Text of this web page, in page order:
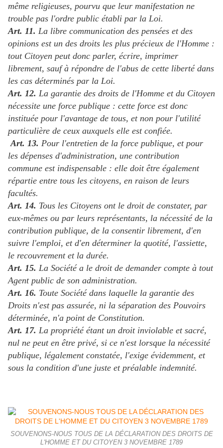
même religieuses, pourvu que leur manifestation ne
trouble pas l'ordre public établi par la Loi.
Art. 11. La libre communication des pensées et des
opinions est un des droits les plus précieux de l'Homme :
tout Citoyen peut donc parler, écrire, imprimer
librement, sauf à répondre de l'abus de cette liberté dans
les cas déterminés par la Loi.
Art. 12. La garantie des droits de l'Homme et du Citoyen
nécessite une force publique : cette force est donc
instituée pour l'avantage de tous, et non pour l'utilité
particulière de ceux auxquels elle est confiée.
Art. 13. Pour l'entretien de la force publique, et pour
les dépenses d'administration, une contribution
commune est indispensable : elle doit être également
répartie entre tous les citoyens, en raison de leurs
facultés.
Art. 14. Tous les Citoyens ont le droit de constater, par
eux-mêmes ou par leurs représentants, la nécessité de la
contribution publique, de la consentir librement, d'en
suivre l'emploi, et d'en déterminer la quotité, l'assiette,
le recouvrement et la durée.
Art. 15. La Société a le droit de demander compte à tout
Agent public de son administration.
Art. 16. Toute Société dans laquelle la garantie des
Droits n'est pas assurée, ni la séparation des Pouvoirs
déterminée, n'a point de Constitution.
Art. 17. La propriété étant un droit inviolable et sacré,
nul ne peut en être privé, si ce n'est lorsque la nécessité
publique, légalement constatée, l'exige évidemment, et
sous la condition d'une juste et préalable indemnité.
SOUVENONS-NOUS TOUS DE LA DÉCLARATION DES DROITS DE
L'HOMME ET DU CITOYEN 3 NOVEMBRE 1789